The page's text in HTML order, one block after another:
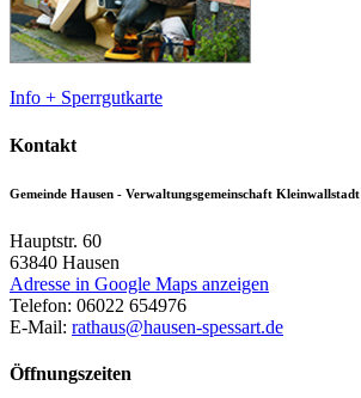
Info + Sperrgutkarte
Kontakt
Gemeinde Hausen - Verwaltungsgemeinschaft Kleinwallstadt
Hauptstr. 60
63840 Hausen
Adresse in Google Maps anzeigen
Telefon: 06022 654976
E-Mail: rathaus@hausen-spessart.de
Öffnungszeiten